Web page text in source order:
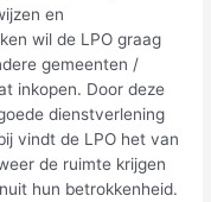
en
wil de LPO graag
gemeenten /
inkopen. Door deze
dienstverlening
vindt de LPO het van
de ruimte krijgen
hun betrokkenheid.